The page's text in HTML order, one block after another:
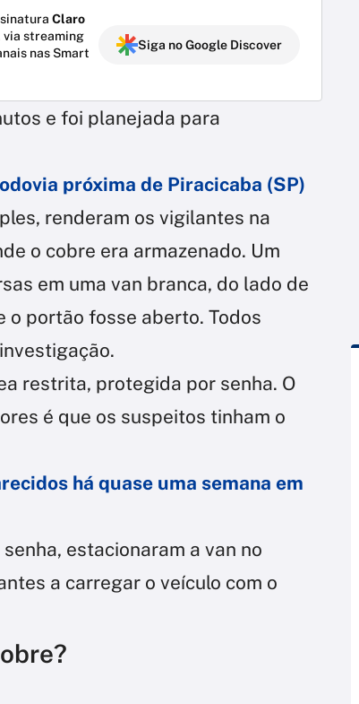
Claro
via streaming
nas Smart
Siga no Google Discover
e foi planejada para
próxima de Piracicaba (SP)
renderam os vigilantes na
o cobre era armazenado. Um
em uma van branca, do lado de
o portão fosse aberto. Todos
restrita, protegida por senha. O
é que os suspeitos tinham o
há quase uma semana em
estacionaram a van no
a carregar o veículo com o